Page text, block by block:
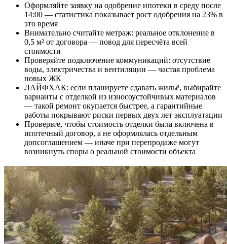
Оформляйте заявку на одобрение ипотеки в среду после
14:00 — статистика показывает рост одобрения на 23% в
это время
Внимательно считайте метраж: реальное отклонение в
0,5 м² от договора — повод для пересчёта всей
стоимости
Проверяйте подключение коммуникаций: отсутствие
воды, электричества и вентиляции — частая проблема
новых ЖК
ЛАЙФХАК: если планируете сдавать жильё, выбирайте
варианты с отделкой из износоустойчивых материалов
— такой ремонт окупается быстрее, а гарантийные
работы покрывают риски первых двух лет эксплуатации
Проверьте, чтобы стоимость отделки была включена в
ипотечный договор, а не оформлялась отдельным
допсоглашением — иначе при перепродаже могут
возникнуть споры о реальной стоимости объекта